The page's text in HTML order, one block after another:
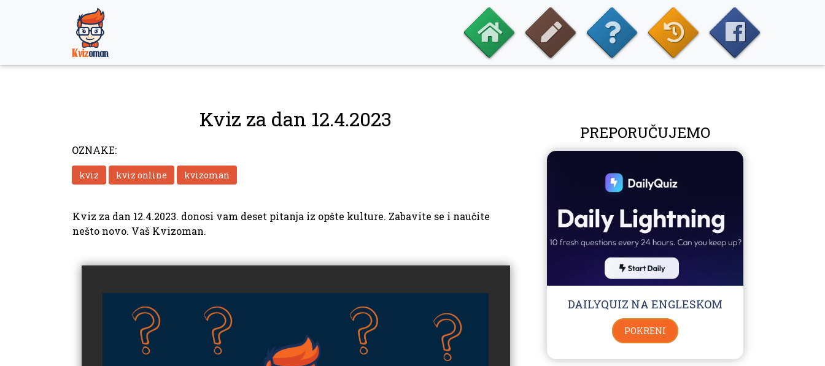
Kviz za dan 12.4.2023
OZNAKE:
kviz kviz online kvizoman
Kviz za dan 12.4.2023. donosi vam deset pitanja iz opšte kulture. Zabavite se i naučite
nešto novo. Vaš Kvizoman.
PREPORUČUJEMO
DAILYQUIZ NA ENGLESKOM
POKRENI